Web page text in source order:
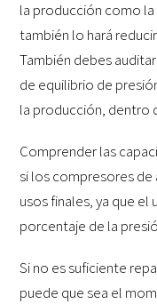
la producción como la
también lo hará
También debes
de equilibrio de
la producción, dentro
Comprender las
si los compresores de
usos finales, ya que el
porcentaje de la
Si no es suficiente
puede que sea el